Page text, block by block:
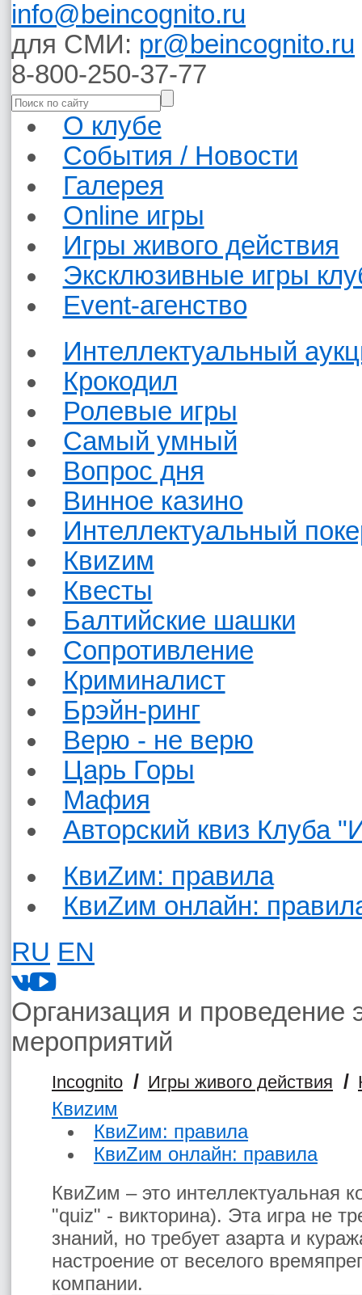
info@beincognito.ru
для СМИ: pr@beincognito.ru
8-800-250-37-77
О клубе
События / Новости
Галерея
Online игры
Игры живого действия
Эксклюзивные игры
Event-агенство
Интеллектуальный
Крокодил
Ролевые игры
Самый умный
Вопрос дня
Винное казино
Интеллектуальный
Квиzим
Квесты
Балтийские шашки
Сопротивление
Криминалист
Брэйн-ринг
Верю - не верю
Царь Горы
Мафия
Авторский квиз Клуба
КвиZим: правила
КвиZим онлайн:
RU EN
Организация и проведение
мероприятий
Incognito / Игры живого действия /
Квиzим
КвиZим: правила
КвиZим онлайн: правила
КвиZим – это интеллектуальная
"quiz" - викторина). Эта игра не
знаний, но требует азарта и
настроение от веселого
компании.